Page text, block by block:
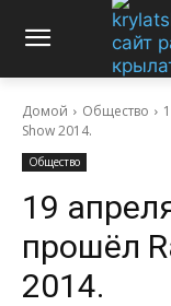
Домой Общество
Show 2014.
Общество
19
прошёл
2014.